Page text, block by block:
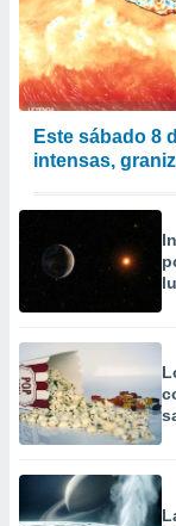
Este sábado 8
intensas,